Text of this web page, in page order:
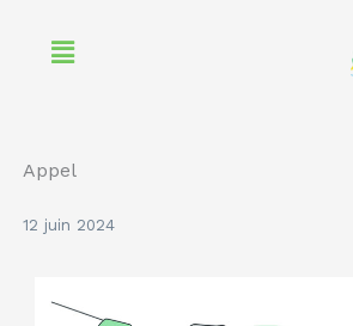
Menu
Appel
12 juin 2024